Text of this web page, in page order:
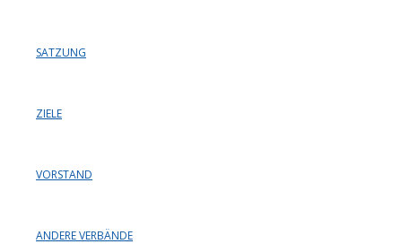
SATZUNG
ZIELE
VORSTAND
ANDERE VERBÄNDE